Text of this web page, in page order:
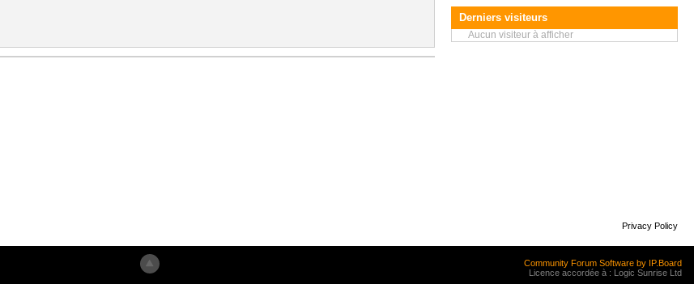
Derniers visiteurs
Aucun visiteur à afficher
Privacy Policy
Community Forum Software by IP.Board
Licence accordée à : Logic Sunrise Ltd